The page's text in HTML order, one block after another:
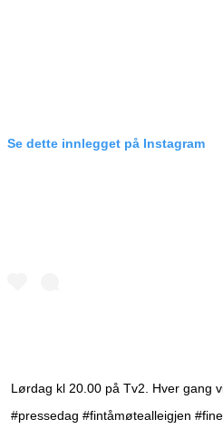
Se dette innlegget på Instagram
Lørdag kl 20.00 på Tv2. Hver gang
#pressedag #fintåmøtealleigjen